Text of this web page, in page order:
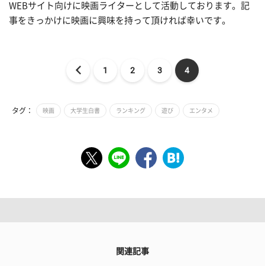
WEBサイト向けに映画ライターとして活動しております。記
事をきっかけに映画に興味を持って頂ければ幸いです。
1 2 3 4
タグ： 映画 大学生白書 ランキング 遊び エンタメ
関連記事